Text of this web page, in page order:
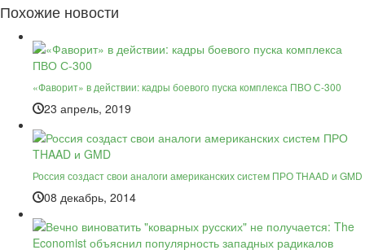
Похожие новости
«Фаворит» в действии: кадры боевого пуска комплекса ПВО С-300
23 апрель, 2019
Россия создаст свои аналоги американских систем ПРО THAAD и GMD
08 декабрь, 2014